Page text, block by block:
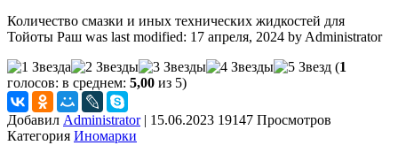
Количество смазки и иных технических жидкостей для
Тойоты Раш was last modified: 17 апреля, 2024 by Administrator
(1
голосов: в среднем: 5,00 из 5)
Добавил Administrator | 15.06.2023 19147 Просмотров
Категория Иномарки